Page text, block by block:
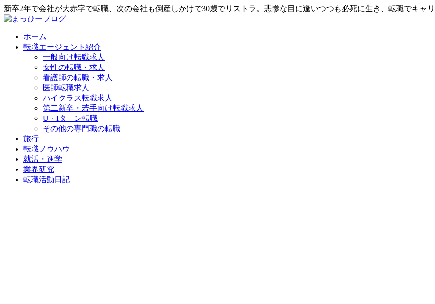
新卒2年で会社が大赤字で転職、次の会社も倒産しかけで30歳でリストラ。悲惨な目に逢いつつも必死に生き、転職でキャ
ホーム
転職エージェント紹介
一般向け転職求人
女性の転職・求人
看護師の転職・求人
医師転職求人
ハイクラス転職求人
第二新卒・若手向け転職求人
U・Iターン転職
その他の専門職の転職
旅行
転職ノウハウ
就活・進学
業界研究
転職活動日記